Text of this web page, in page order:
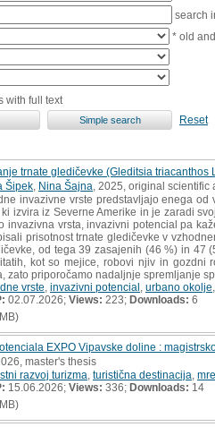
search
* old
with full text
Reset
trnate gledičevke (Gleditsia triacanthos
Šipek Nina Šajna , 2025, original scientific
invazivne vrste predstavljajo enega
izvira iz Severne Amerike in je zaradi
invazivna vrsta, invazivni potencial pa
prisotnost trnate gledičevke v
od tega 39 zasajenih (46 %) in 47
kot so mejice, robovi njiv in gozdni
zato priporočamo nadaljnje spremljanje
vrste invazivni potencial urbano okolje
02.07.2026; Views: 223; Downloads: 6
EXPO Vipavske doline :
master's thesis
razvoj turizma turistična destinacija
15.06.2026; Views: 336; Downloads: 14